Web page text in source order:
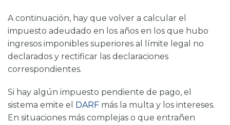
A continuación, hay que volver a calcular el
impuesto adeudado en los años en los que hubo
ingresos imponibles superiores al límite legal no
declarados y rectificar las declaraciones
correspondientes.
Si hay algún impuesto pendiente de pago, el
sistema emite el
DARF más la multa y los intereses.
En situaciones más complejas o que entrañen